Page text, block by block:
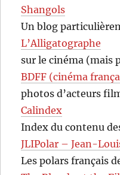
Shangols
Un blog
L’Alligatographe
sur le cinéma (mais
BDFF (cinéma
photos d’acteurs
Calindex
Index du contenu
JLIPolar – Jean-
Les polars français